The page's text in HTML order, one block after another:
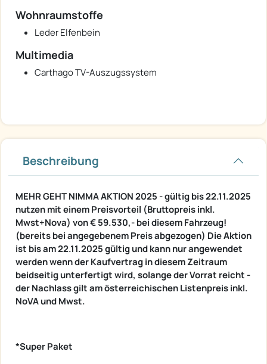
Wohnraumstoffe
Leder Elfenbein
Multimedia
Carthago TV-Auszugssystem
Beschreibung
MEHR GEHT NIMMA AKTION 2025 - gültig bis 22.11.2025
nutzen mit einem Preisvorteil (Bruttopreis inkl.
Mwst+Nova) von € 59.530,- bei diesem Fahrzeug!
(bereits bei angegebenem Preis abgezogen) Die Aktion
ist bis am 22.11.2025 gültig und kann nur angewendet
werden wenn der Kaufvertrag in diesem Zeitraum
beidseitig unterfertigt wird, solange der Vorrat reicht -
der Nachlass gilt am österreichischen Listenpreis inkl.
NoVA und Mwst.
*Super Paket